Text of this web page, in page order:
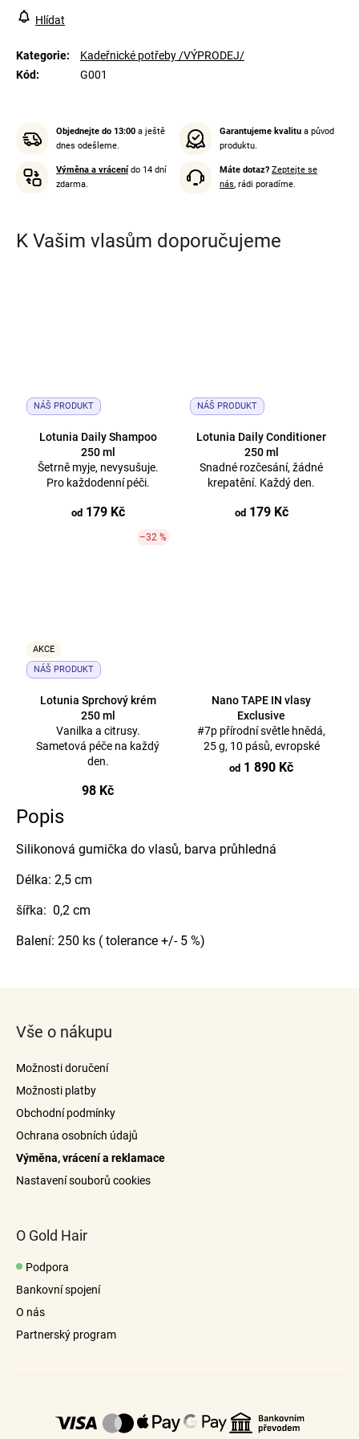
Kategorie:
Kadeřnické potřeby /VÝPRODEJ/
Kód: G001
Hlídat
Objednejte do 13:00 a ještě
dnes odešleme.
Garantujeme kvalitu a původ
produktu.
Výměna a vrácenído 14 dní
zdarma.
Máte dotaz? Zeptejte se
nás, rádi poradíme.
K Vašim vlasům doporučujeme
NÁŠ PRODUKT
Lotunia Daily Shampoo
250 ml
Šetrně myje, nevysušuje.
Pro každodenní péči.
od179 Kč
NÁŠ PRODUKT
Lotunia Daily Conditioner
250 ml
Snadné rozčesání, žádné
krepatění. Každý den.
od179 Kč
AKCE
NÁŠ PRODUKT
–32 %
Lotunia Sprchový krém
250 ml
Vanilka a citrusy.
Sametová péče na každý
den.
98 Kč
Nano TAPE IN vlasy
Exclusive
#7p přírodní světle hnědá,
25 g, 10 pásů, evropské
od 1 890 Kč
Popis
Silikonová gumička do vlasů, barva průhledná
Délka: 2,5 cm
šířka: 0,2 cm
Balení: 250 ks ( tolerance +/- 5 %)
Vše o nákupu
Možnosti doručení
Možnosti platby
Obchodní podmínky
Ochrana osobních údajů
Výměna, vrácení a reklamace
Nastavení souborů cookies
O Gold Hair
Podpora
Bankovní spojení
O nás
Partnerský program